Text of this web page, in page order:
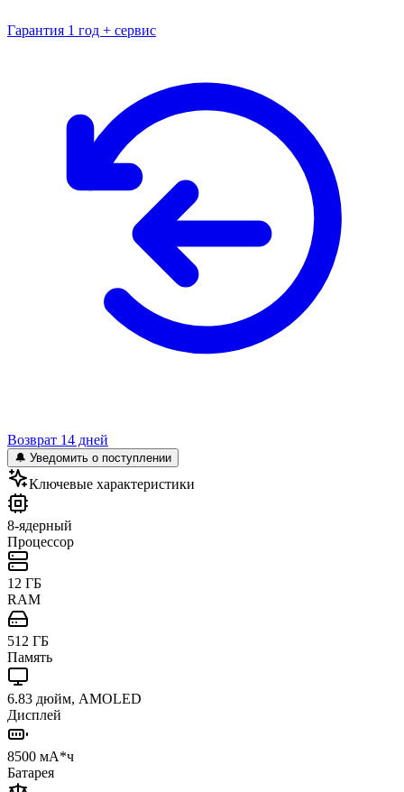
Гарантия 1 год + сервис
Возврат 14 дней
🔔 Уведомить о поступлении
Ключевые характеристики
8-ядерный
Процессор
12 ГБ
RAM
512 ГБ
Память
6.83 дюйм, AMOLED
Дисплей
8500 мА*ч
Батарея